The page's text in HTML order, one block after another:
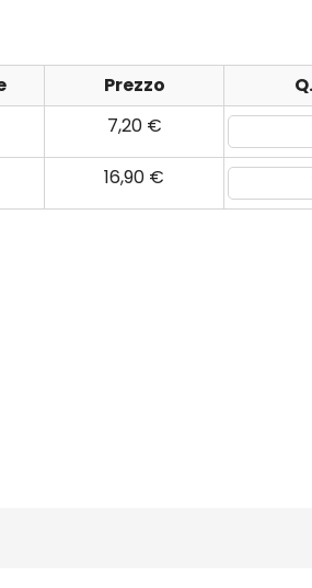
Prezzo
7,20 €
16,90 €